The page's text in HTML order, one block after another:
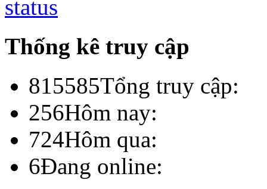
Thống kê truy cập
815585Tổng truy cập:
256Hôm nay:
724Hôm qua:
6Đang online: